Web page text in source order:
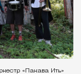
«Пакава Ить»